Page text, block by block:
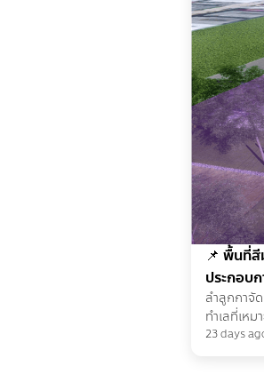
📌 พื้นที่สี
ประกอบ
ลำลูกกาจั
ทำเลที่เหม
มีทำเลพื้น
23 days